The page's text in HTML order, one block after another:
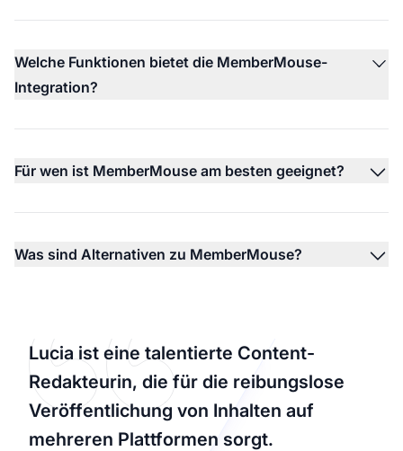
Welche Funktionen bietet die MemberMouse-
Integration?
Für wen ist MemberMouse am besten geeignet?
Was sind Alternativen zu MemberMouse?
Lucia ist eine talentierte Content-
Redakteurin, die für die reibungslose
Veröffentlichung von Inhalten auf
mehreren Plattformen sorgt.